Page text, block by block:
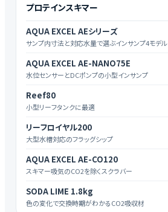
プロテインスキマー
AQUA EXCEL AEシリーズ
サンプ内寸法と対応水量で選ぶインサンプ4モデル
AQUA EXCEL AE-NANO75E
水位センサーとDCポンプの小型インサンプ
Reef80
小型リーフタンクに最適
リーフロイヤル200
大型水槽対応のフラッグシップ
AQUA EXCEL AE-CO120
スキマー吸気のCO2を除くスクラバー
SODA LIME 1.8kg
色の変化で交換時期がわかるCO2吸収材